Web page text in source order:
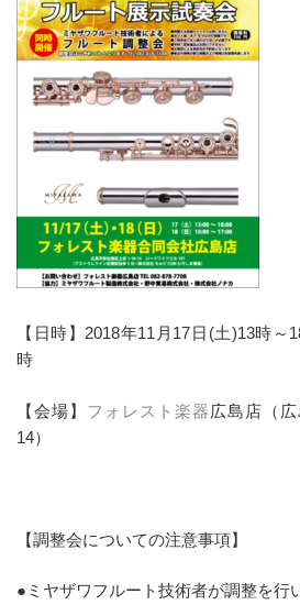
【日時】2018年11月17日(土)13時
時
【会場】 フォレスト楽器広島店（
14）
【調整会についての注意事項】
●ミヤザワフルート技術者が調整を行